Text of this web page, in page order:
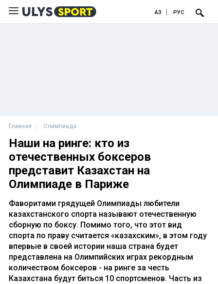
ҚАЗ РУС
Главная Олимпиада
Наши на ринге: кто из
отечественных боксеров
представит Казахстан на
Олимпиаде в Париже
Фаворитами грядущей Олимпиады любители
казахстанского спорта называют отечественную
сборную по боксу. Помимо того, что этот вид
спорта по праву считается «казахским», в этом году
впервые в своей истории наша страна будет
представлена на Олимпийских играх рекордным
количеством боксеров - на ринге за честь
Казахстана будут биться 10 спортсменов. Часть из